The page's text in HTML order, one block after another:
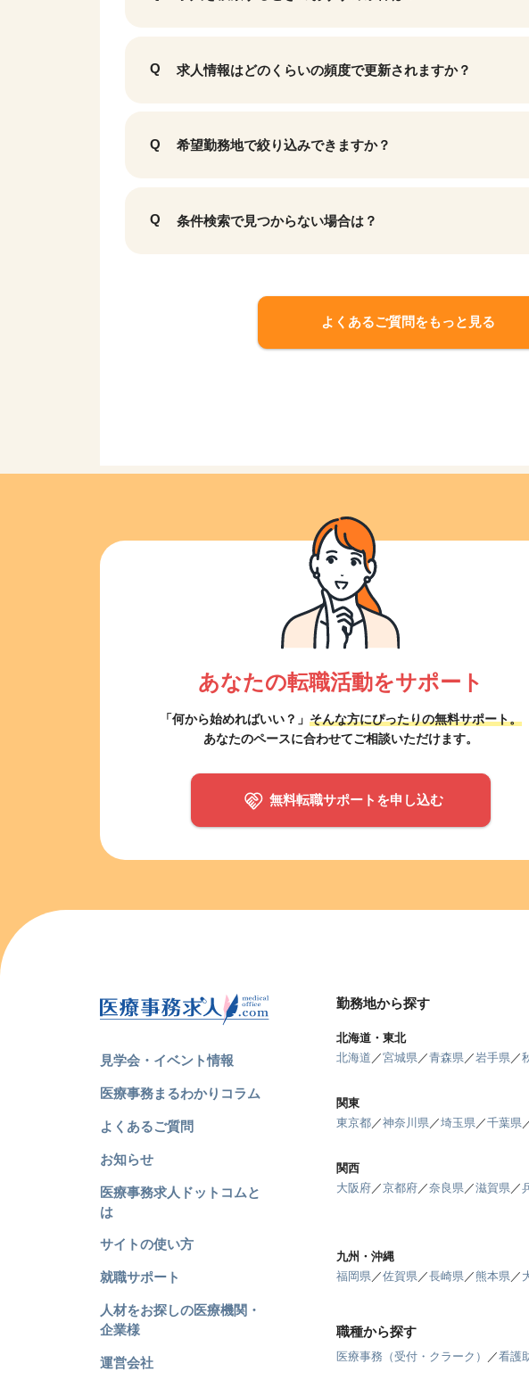
求人情報はどのくらいの頻度で更新されますか？
希望勤務地で絞り込みできますか？
条件検索で見つからない場合は？
よくあるご質問をもっと見る
あなたの転職活動をサポート
「何から始めればいい？」 そんな方にぴったりの無料サポート。
あなたのペースに合わせてご相談いただけます。
無料転職サポートを申し込む
見学会・イベント情報
医療事務まるわかりコラム
よくあるご質問
お知らせ
医療事務求人ドットコムと
は
サイトの使い方
就職サポート
人材をお探しの医療機関・
企業様
運営会社
勤務地から探す
北海道・東北
北海道 ／宮城県／青森県／岩手県／
関東
東京都／神奈川県／埼玉県／千葉県
関西
大阪府／京都府／奈良県／滋賀県／
九州・沖縄
福岡県／佐賀県／長崎県／ 熊本県／
職種から探す
医療事務（受付・クラーク） ／看護
17,050 件